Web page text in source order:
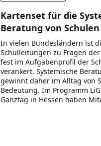
Kartenset für die
Beratung von Schulen
In vielen Bundesländern ist
Schulleitungen zu Fragen
fest im Aufgabenprofil der
verankert. Systemische
gewinnt daher im Alltag von
Bedeutung. Im Programm
Ganztag in Hessen haben